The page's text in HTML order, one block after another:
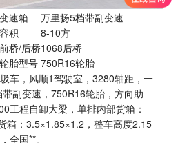
变速箱
万里扬5档带副变速
容积
8-10方
前桥/后桥1068后桥
轮胎型号 750R16轮胎
车，风顺1驾驶室，3280轴距，一
副变速，750R16轮胎，方向助
工程自卸大梁，单排内部货箱：
箱：3.5×1.85×1.2，整车高度2.15
全国**。